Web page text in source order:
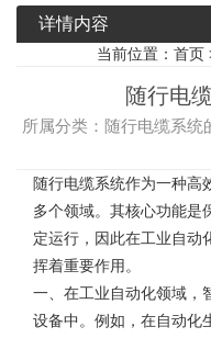
详情内容
当前位置： 首页
随行电
所属分类：随行电缆系
随行电缆系统作为一种高
多个领域。其核心功能是
定运行，因此在工业自动
挥着重要作用。
一、在工业自动化领域，
设备中。例如，在自动化